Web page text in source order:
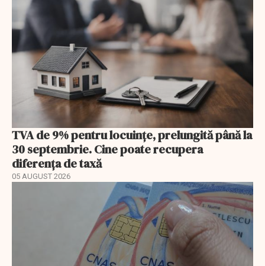
TVA de 9% pentru locuințe, prelungită până la
30 septembrie. Cine poate recupera
diferența de taxă
05 AUGUST 2026